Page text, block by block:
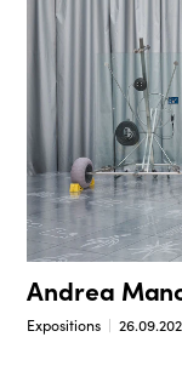
Andrea
Expositions